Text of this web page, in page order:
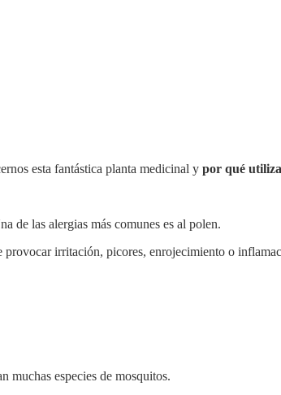
esta fantástica planta medicinal y por qué
de las alergias más comunes es al polen.
irritación, picores, enrojecimiento o
muchas especies de mosquitos.